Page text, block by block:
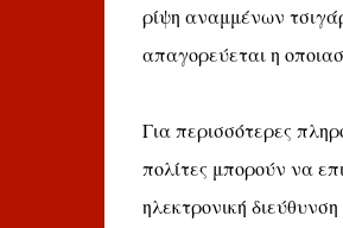
ρίψη αναμμένων
απαγορεύεται η
Για περισσότερες
πολίτες μπορούν να
ηλεκτρονική